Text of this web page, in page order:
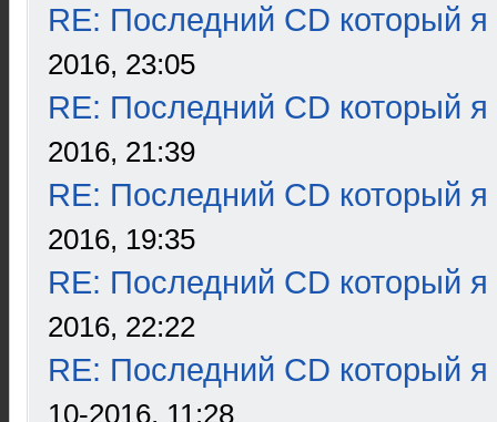
RE: Последний CD который я
2016, 23:05
RE: Последний CD который я
2016, 21:39
RE: Последний CD который я
2016, 19:35
RE: Последний CD который я
2016, 22:22
RE: Последний CD который я
10-2016, 11:28